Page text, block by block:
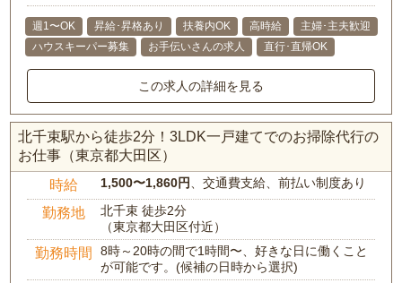
週1〜OK 昇給･昇格あり 扶養内OK 高時給
主婦･主夫歓迎
ハウスキーパー募集
お手伝いさんの求人 直行･直帰OK
この求人の詳細を見る
北千束駅から徒歩2分！3LDK一戸建てでのお掃除代行の
お仕事（東京都大田区）
時給 1,500〜1,860円 、交通費支給、前払い制度あり
勤務地
北千束 徒歩2分
（東京都大田区付近）
勤務時間
8時～20時の間で1時間〜、好きな日に働くこと
が可能です。(候補の日時から選択)